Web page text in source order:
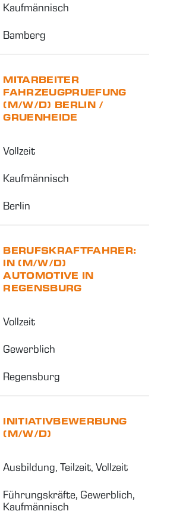
Kaufmännisch
Bamberg
MITARBEITER
FAHRZEUGPRUEFUNG
(M/W/D) BERLIN /
GRUENHEIDE
Vollzeit
Kaufmännisch
Berlin
BERUFSKRAFTFAHRER:
IN (M/W/D)
AUTOMOTIVE IN
REGENSBURG
Vollzeit
Gewerblich
Regensburg
INITIATIVBEWERBUNG
(M/W/D)
Ausbildung, Teilzeit, Vollzeit
Führungskräfte, Gewerblich,
Kaufmännisch